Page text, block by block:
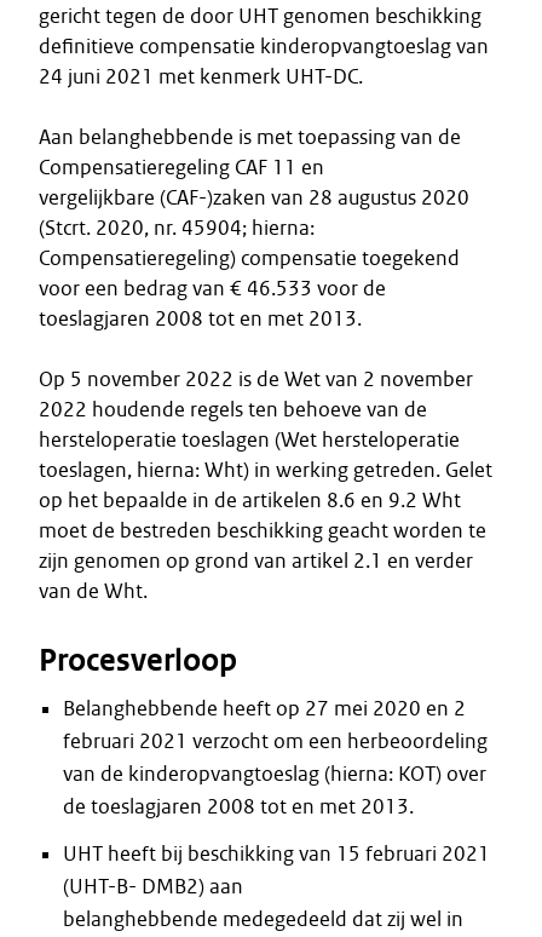
gericht tegen de door UHT genomen beschikking
definitieve compensatie kinderopvangtoeslag van
24 juni 2021 met kenmerk UHT-DC.
Aan belanghebbende is met toepassing van de
Compensatieregeling CAF 11 en
vergelijkbare (CAF-)zaken van 28 augustus 2020
(Stcrt. 2020, nr. 45904; hierna:
Compensatieregeling) compensatie toegekend
voor een bedrag van € 46.533 voor de
toeslagjaren 2008 tot en met 2013.
Op 5 november 2022 is de Wet van 2 november
2022 houdende regels ten behoeve van de
hersteloperatie toeslagen (Wet hersteloperatie
toeslagen, hierna: Wht) in werking getreden. Gelet
op het bepaalde in de artikelen 8.6 en 9.2 Wht
moet de bestreden beschikking geacht worden te
zijn genomen op grond van artikel 2.1 en verder
van de Wht.
Procesverloop
Belanghebbende heeft op 27 mei 2020 en 2
februari 2021 verzocht om een herbeoordeling
van de kinderopvangtoeslag (hierna: KOT) over
de toeslagjaren 2008 tot en met 2013.
UHT heeft bij beschikking van 15 februari 2021
(UHT-B- DMB2) aan
belanghebbende medegedeeld dat zij wel in